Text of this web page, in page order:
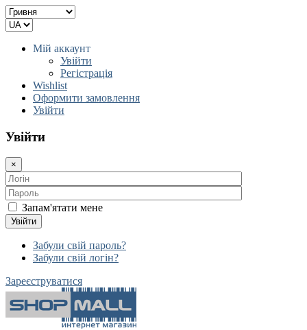
Мій аккаунт
Увійти
Регістрація
Wishlist
Оформити замовлення
Увійти
Увійти
×
Запам'ятати мене
Увійти
Забули свій пароль?
Забули свій логін?
Зареєструватися